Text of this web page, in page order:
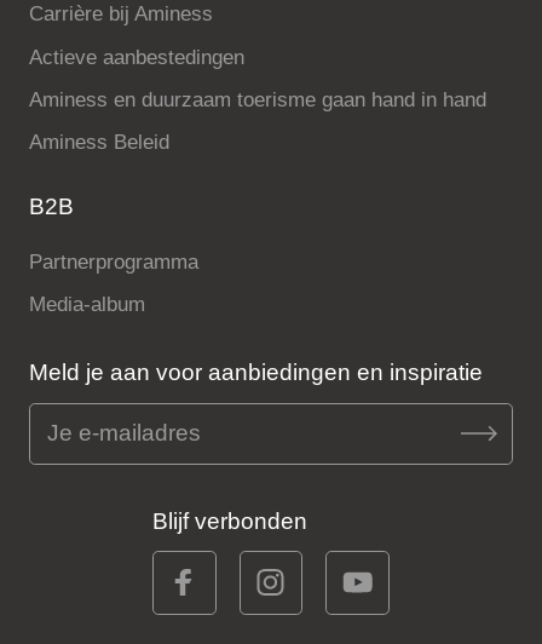
Carrière bij Aminess
Actieve aanbestedingen
Aminess en duurzaam toerisme gaan hand in hand
Aminess Beleid
B2B
Partnerprogramma
Media-album
Meld je aan voor aanbiedingen en inspiratie
Blijf verbonden